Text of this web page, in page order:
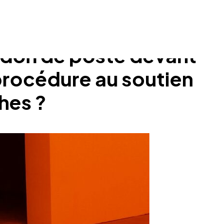
de poste devant
au soutien
?